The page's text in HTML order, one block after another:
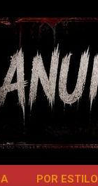
POR ESTILO